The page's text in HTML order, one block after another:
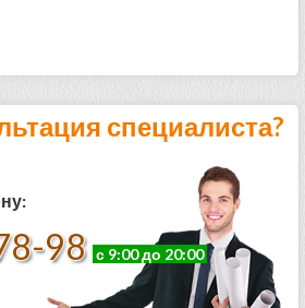
специалиста?
98 с 9:00 до 20:00